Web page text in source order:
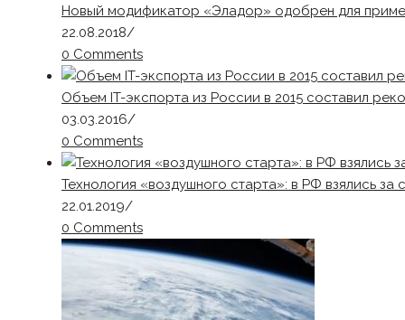
Новый модификатор «Эладор» одобрен для
22.08.2018/
0 Comments
Объем IT-экспорта из России в 2015 составил
03.03.2016/
0 Comments
Технология «воздушного старта»: в РФ взялись
22.01.2019/
0 Comments